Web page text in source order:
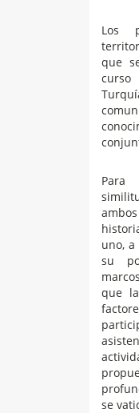
Los
que
curso
uno,
su
que
se